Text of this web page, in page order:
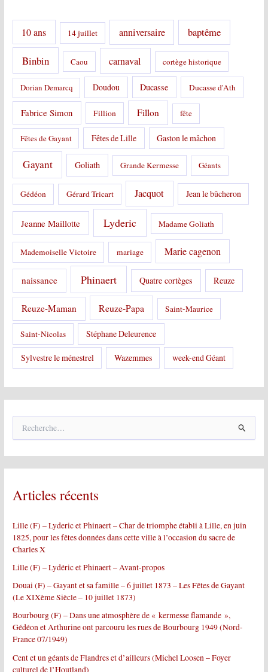
s
10 ans 14 juillet anniversaire baptême
Binbin Caou carnaval cortège historique
Dorian Demarcq Doudou Ducasse Ducasse d'Ath
Fabrice Simon Fillion Fillon fête
Fêtes de Gayant Fêtes de Lille Gaston le mâchon
Gayant Goliath Grande Kermesse Géants
Gédéon Gérard Tricart Jacquot Jean le bûcheron
Jeanne Maillotte Lyderic Madame Goliath
Mademoiselle Victoire mariage Marie cagenon
naissance Phinaert Quatre cortèges Reuze
Reuze-Maman Reuze-Papa Saint-Maurice
Saint-Nicolas Stéphane Deleurence
Sylvestre le ménestrel Wazemmes week-end Géant
h
e
c
r
:
Articles récents
Lille (F) – Lyderic et Phinaert – Char de triomphe établi à Lille, en juin
1825, pour les fêtes données dans cette ville à l’occasion du sacre de
Charles X
Lille (F) – Lydéric et Phinaert – Avant-propos
Douai (F) – Gayant et sa famille – 6 juillet 1873 – Les Fêtes de Gayant
(Le XIXème Siècle – 10 juillet 1873)
Bourbourg (F) – Dans une atmosphère de « kermesse flamande »,
Gédéon et Arthurine ont parcouru les rues de Bourbourg 1949 (Nord-
France 07/1949)
Cent et un géants de Flandres et d’ailleurs (Michel Loosen – Foyer
culturel de l’Houtland)